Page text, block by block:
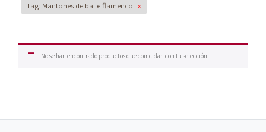
Tag: Mantones de baile flamenco x
No se han encontrado productos que coincidan con tu selección.